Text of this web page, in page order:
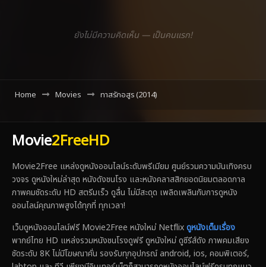
ยังไม่มีความคิดเห็น — เป็นคนแรก!
Home Movies ทาสรักอสูร (2014)
Movie2FreeHD
Movie2Free แหล่งดูหนังออนไลน์ระดับพรีเมียม ศูนย์รวมความบันเทิงครบ
วงจร ดูหนังใหม่ล่าสุด หนังดังชนโรง และหนังคลาสสิกยอดนิยมตลอดกาล
ภาพคมชัดระดับ HD สตรีมเร็ว ดูลื่น ไม่มีสะดุด เพลิดเพลินกับการดูหนัง
ออนไลน์คุณภาพสูงได้ทุกที่ ทุกเวลา!
เว็บดูหนังออนไลน์ฟรี Movie2Free หนังใหม่ Netflixดูหนังเต็มเรื่อง
พากย์ไทย HD แหล่งรวมหนังชนโรงดูฟรี ดูหนังใหม่ ดูซีรีส์ดัง ภาพคมเสียง
ชัดระดับ 8K ไม่มีโฆษณาคั่น รองรับทุกอุปกรณ์ android, ios, คอมพิเตอร์,